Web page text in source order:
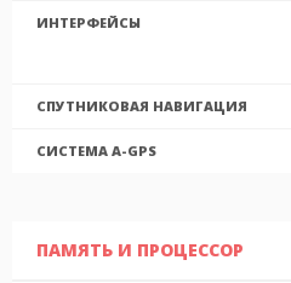
ИНТЕРФЕЙСЫ
СПУТНИКОВАЯ НАВИГАЦИЯ
CИСТЕМА A-GPS
ПАМЯТЬ И ПРОЦЕССОР